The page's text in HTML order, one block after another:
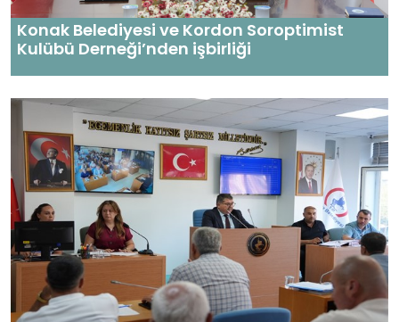
Konak Belediyesi ve Kordon Soroptimist
Kulübü Derneği’nden işbirliği